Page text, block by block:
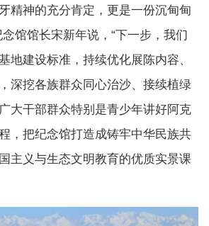
精神的充分肯定，更是一份沉甸甸
馆馆长宋新年说，“下一步，我们
地建设标准，持续优化展陈内容、
深挖各族群众同心治沙、接续植绿
大干部群众特别是青少年讲好阿克
，把纪念馆打造成铸牢中华民族共
主义与生态文明教育的优质实景课